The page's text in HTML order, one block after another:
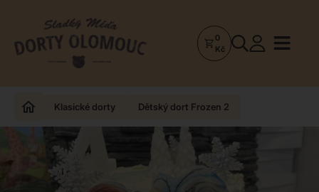
Dorty
Zakázkové
cukrárna
0
Kč
Klasické dorty Dětský dort Frozen 2